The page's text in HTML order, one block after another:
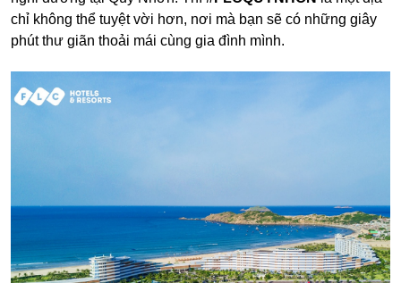
chỉ không thể tuyệt vời hơn, nơi mà bạn sẽ có những giây
phút thư giãn thoải mái cùng gia đình mình.